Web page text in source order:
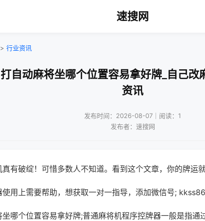
速搜网
> 行业资讯
自动麻将坐哪个位置容易拿好牌_自己
资讯
发布时间：2026-08-07｜阅读：1
发布者：速搜网
真有破绽！可惜多数人不知道。看到这个文章，你的牌运就
用上需要帮助，想获取一对一指导，添加微信号;
哪个位置容易拿好牌;普通麻将机程序控牌器一般是指通